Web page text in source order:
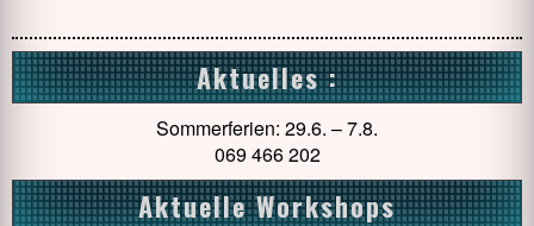
Aktuelles :
Sommerferien: 29.6. – 7.8.
069 466 202
Aktuelle Workshops